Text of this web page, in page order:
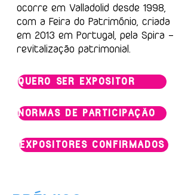
ocorre em Valladolid desde 1998,
com a Feira do Património, criada
em 2013 em Portugal, pela Spira –
revitalização patrimonial.​
QUERO SER EXPOSITOR
NORMAS DE PARTICIPAÇÃO
EXPOSITORES CONFIRMADOS